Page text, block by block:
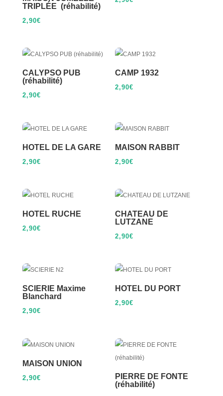
TRIPLÉE (réhabilité)
2,90€
CALYPSO PUB
(réhabilité)
2,90€
CAMP 1932
2,90€
HOTEL DE LA GARE
2,90€
MAISON RABBIT
2,90€
HOTEL RUCHE
2,90€
CHATEAU DE
LUTZANE
2,90€
SCIERIE Maxime
Blanchard
2,90€
HOTEL DU PORT
2,90€
MAISON UNION
2,90€
PIERRE DE FONTE
(réhabilité)